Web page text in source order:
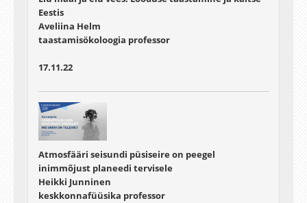
Eestis
Aveliina Helm
taastamisökoloogia professor
17.11.22
Atmosfääri seisundi püsiseire on peegel
inimmõjust planeedi tervisele
Heikki Junninen
keskkonnafüüsika professor